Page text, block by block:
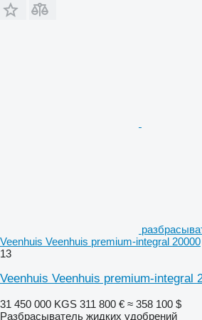
Veenhuis Veenhuis premium-integral 20000
13
Veenhuis Veenhuis premium-integral
31 450 000 KGS 311 800 € ≈ 358 100 $
Разбрасыватель жидких удобрений